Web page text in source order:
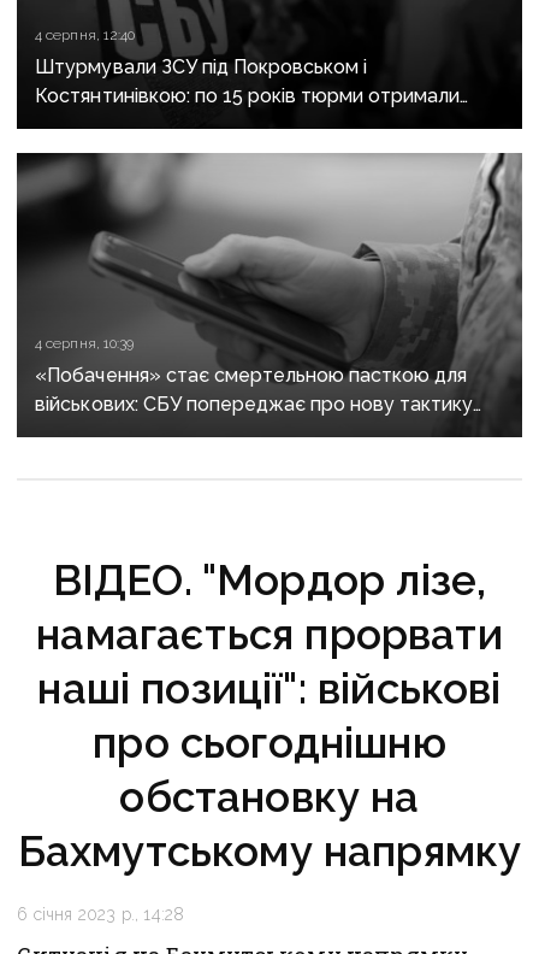
4 серпня, 12:40
Штурмували ЗСУ під Покровськом і
Костянтинівкою: по 15 років тюрми отримали
десятеро бойовиків, які воювали на боці рф
4 серпня, 10:39
«Побачення» стає смертельною пасткою для
військових: СБУ попереджає про нову тактику
спецслужб рф
ВІДЕО. "Мордор лізе,
намагається прорвати
наші позиції": військові
про сьогоднішню
обстановку на
Бахмутському напрямку
6 січня 2023 р., 14:28